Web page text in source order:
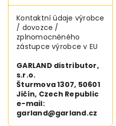
Kontaktní údaje výrobce
/ dovozce /
zplnomocněného
zástupce výrobce v EU
GARLAND distributor,
s.r.o.
Šturmova 1307, 50601
Jičín, Czech Republic
e-mail:
garland@garland.cz